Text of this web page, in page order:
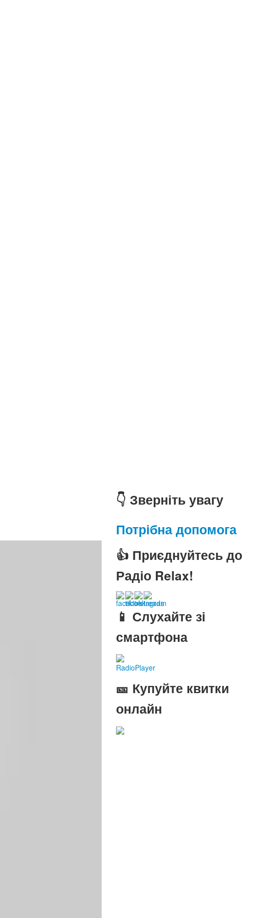
👇 Зверніть увагу
Потрібна допомога
👍 Приєднуйтесь до
Радіо Relax!
📱 Слухайте зі
смартфона
RadioPlayer
🎫 Купуйте квитки
онлайн